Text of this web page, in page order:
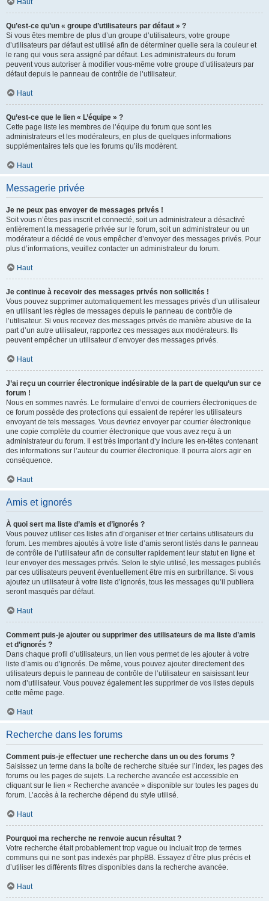
Haut
Qu’est-ce qu’un « groupe d’utilisateurs par défaut » ?
Si vous êtes membre de plus d’un groupe d’utilisateurs, votre groupe
d’utilisateurs par défaut est utilisé afin de déterminer quelle sera la couleur et
le rang qui vous sera assigné par défaut. Les administrateurs du forum
peuvent vous autoriser à modifier vous-même votre groupe d’utilisateurs par
défaut depuis le panneau de contrôle de l’utilisateur.
Haut
Qu’est-ce que le lien « L’équipe » ?
Cette page liste les membres de l’équipe du forum que sont les
administrateurs et les modérateurs, en plus de quelques informations
supplémentaires tels que les forums qu’ils modèrent.
Haut
Messagerie privée
Je ne peux pas envoyer de messages privés !
Soit vous n’êtes pas inscrit et connecté, soit un administrateur a désactivé
entièrement la messagerie privée sur le forum, soit un administrateur ou un
modérateur a décidé de vous empêcher d’envoyer des messages privés. Pour
plus d’informations, veuillez contacter un administrateur du forum.
Haut
Je continue à recevoir des messages privés non sollicités !
Vous pouvez supprimer automatiquement les messages privés d’un utilisateur
en utilisant les règles de messages depuis le panneau de contrôle de
l’utilisateur. Si vous recevez des messages privés de manière abusive de la
part d’un autre utilisateur, rapportez ces messages aux modérateurs. Ils
peuvent empêcher un utilisateur d’envoyer des messages privés.
Haut
J’ai reçu un courrier électronique indésirable de la part de quelqu’un sur ce
forum !
Nous en sommes navrés. Le formulaire d’envoi de courriers électroniques de
ce forum possède des protections qui essaient de repérer les utilisateurs
envoyant de tels messages. Vous devriez envoyer par courrier électronique
une copie complète du courrier électronique que vous avez reçu à un
administrateur du forum. Il est très important d’y inclure les en-têtes contenant
des informations sur l’auteur du courrier électronique. Il pourra alors agir en
conséquence.
Haut
Amis et ignorés
À quoi sert ma liste d’amis et d’ignorés ?
Vous pouvez utiliser ces listes afin d’organiser et trier certains utilisateurs du
forum. Les membres ajoutés à votre liste d’amis seront listés dans le panneau
de contrôle de l’utilisateur afin de consulter rapidement leur statut en ligne et
leur envoyer des messages privés. Selon le style utilisé, les messages publiés
par ces utilisateurs peuvent éventuellement être mis en surbrillance. Si vous
ajoutez un utilisateur à votre liste d’ignorés, tous les messages qu’il publiera
seront masqués par défaut.
Haut
Comment puis-je ajouter ou supprimer des utilisateurs de ma liste d’amis
et d’ignorés ?
Dans chaque profil d’utilisateurs, un lien vous permet de les ajouter à votre
liste d’amis ou d’ignorés. De même, vous pouvez ajouter directement des
utilisateurs depuis le panneau de contrôle de l’utilisateur en saisissant leur
nom d’utilisateur. Vous pouvez également les supprimer de vos listes depuis
cette même page.
Haut
Recherche dans les forums
Comment puis-je effectuer une recherche dans un ou des forums ?
Saisissez un terme dans la boîte de recherche située sur l’index, les pages des
forums ou les pages de sujets. La recherche avancée est accessible en
cliquant sur le lien « Recherche avancée » disponible sur toutes les pages du
forum. L’accès à la recherche dépend du style utilisé.
Haut
Pourquoi ma recherche ne renvoie aucun résultat ?
Votre recherche était probablement trop vague ou incluait trop de termes
communs qui ne sont pas indexés par phpBB. Essayez d’être plus précis et
d’utiliser les différents filtres disponibles dans la recherche avancée.
Haut